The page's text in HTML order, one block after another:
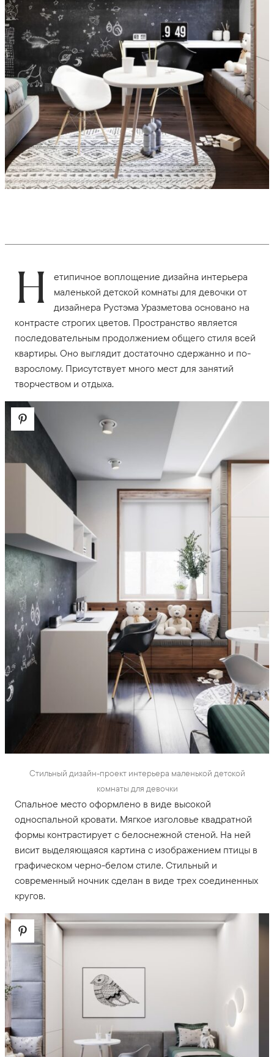
Н
етипичное воплощение дизайна интерьера
маленькой детской комнаты для девочки от
дизайнера Рустэма Уразметова основано на
контрасте строгих цветов. Пространство является
последовательным продолжением общего стиля всей
квартиры. Оно выглядит достаточно сдержанно и по-
взрослому. Присутствует много мест для занятий
творчеством и отдыха.
Стильный дизайн-проект интерьера маленькой детской
комнаты для девочки
Спальное место оформлено в виде высокой
односпальной кровати. Мягкое изголовье квадратной
формы контрастирует с белоснежной стеной. На ней
висит выделяющаяся картина с изображением птицы в
графическом черно-белом стиле. Стильный и
современный ночник сделан в виде трех соединенных
кругов.